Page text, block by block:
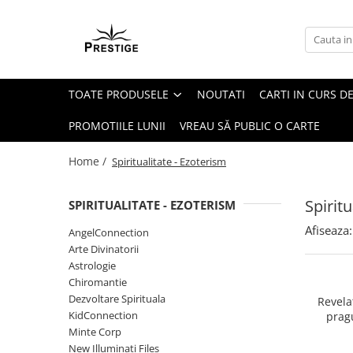
Toate Produsele
Pachete Speciale Carti
Spiritualitate - Ezoterism
AngelConnection
Chiromantie
Dezvoltare Spirituala
KidConnection
Minte Corp
New Illuminati Files
TOATE PRODUSELE NOUTATI CARTI IN CURS
PROMOTIILE LUNII VREAU SĂ PUBLIC O CARTE
Home / Spiritualitate - Ezoterism
SPIRITUALITATE - EZOTERISM
AngelConnection
Arte Divinatorii
Astrologie
Chiromantie
Dezvoltare Spirituala
KidConnection
Minte Corp
New Illuminati Files
Afiseaza: